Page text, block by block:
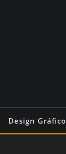
Design Gráfico